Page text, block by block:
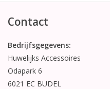
Bruidsmeisjes accessoires
Huwelijksceremonie
Huwelijksreceptie
Contact
Bedrijfsgegevens:
Huwelijks Accessoires
Odapark 6
6021 EC BUDEL